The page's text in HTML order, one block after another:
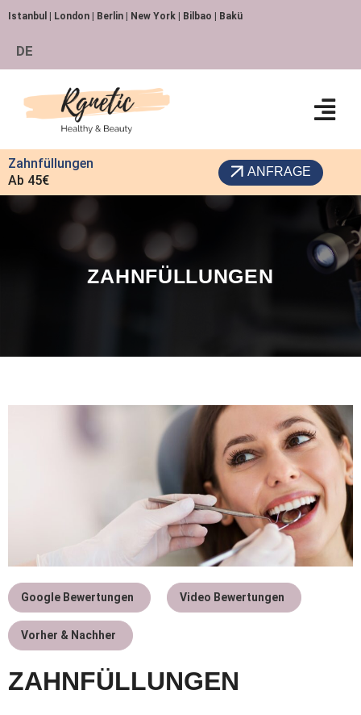
Istanbul | London | Berlin | New York | Bilbao | Bakü
DE
Zahnfüllungen
Ab 45€
ANFRAGE
ZAHNFÜLLUNGEN
Google Bewertungen Video Bewertungen
Vorher & Nachher
ZAHNFÜLLUNGEN